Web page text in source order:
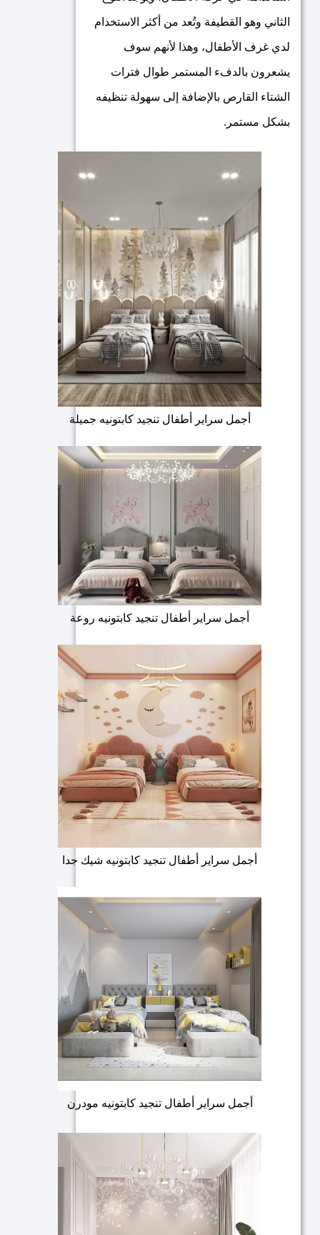
الثاني وهو القطيفة وتُعد من أكثر الاستخدام
لدي غرف الأطفال، وهذا لأنهم سوف
يشعرون بالدفء المستمر طوال فترات
الشتاء القارص بالإضافة إلى سهولة تنظيفه
بشكل مستمر.
أجمل سراير أطفال تنجيد كابتونيه جميلة
أجمل سراير أطفال تنجيد كابتونيه روعة
أجمل سراير أطفال تنجيد كابتونيه شيك جدا
أجمل سراير أطفال تنجيد كابتونيه مودرن